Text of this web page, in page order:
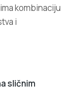
kombinaciju
i
sličnim